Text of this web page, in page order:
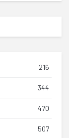
216
344
470
507